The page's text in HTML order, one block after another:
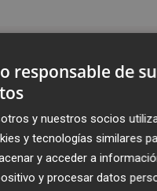
responsable de
y nuestros socios
y tecnologías similares
y acceder a
y procesar datos